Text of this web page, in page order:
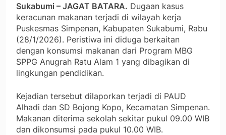
Sukabumi – JAGAT BATARA. Dugaan kasus
keracunan makanan terjadi di wilayah kerja
Puskesmas Simpenan, Kabupaten Sukabumi, Rabu
(28/1/2026). Peristiwa ini diduga berkaitan
dengan konsumsi makanan dari Program MBG
SPPG Anugrah Ratu Alam 1 yang dibagikan di
lingkungan pendidikan.
Kejadian tersebut dilaporkan terjadi di PAUD
Alhadi dan SD Bojong Kopo, Kecamatan Simpenan.
Makanan diterima sekolah sekitar pukul 09.00 WIB
dan dikonsumsi pada pukul 10.00 WIB.